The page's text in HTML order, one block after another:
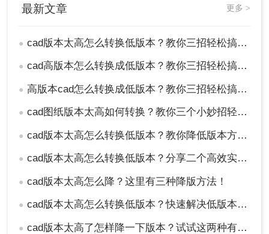
将CAD高版本转换为低版本可以确保文件与特定软
用专业的CAD转换软件、CAD软件的“另存为”功能
或在线转换工具，您可以轻松完成版本转换。在进
行转换时，请注意文件兼容性、质量和备份问题，
最新文章 更多 >
● cad版本太高怎么转换低版本？教你三招轻松搞定！
● cad高版本怎么转换成低版本？教你三招轻松搞定！
● 高版本cad怎么转换成低版本？教你三招轻松搞定！
● cad图纸版本太高如何转换？教你三个小妙招轻松搞定！
● cad版本太高怎么转换低版本？教你降低版本方法！
● cad版本太高怎么转换低版本？分享二个高效实用方法！
● cad版本太高怎么降？这里有三种降版方法！
● cad版本太高怎么转换低版本？快速解决低版本CAD需求的方法！
● cad版本太高了怎样降一下版本？试试这两种有效的方法！